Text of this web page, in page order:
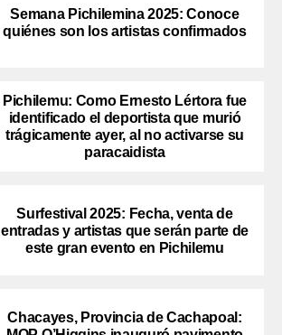
Semana Pichilemina 2025: Conoce
quiénes son los artistas confirmados
Pichilemu: Como Ernesto Lértora fue
identificado el deportista que murió
trágicamente ayer, al no activarse su
paracaidista
Surfestival 2025: Fecha, venta de
entradas y artistas que serán parte de
este gran evento en Pichilemu
Chacayes, Provincia de Cachapoal: